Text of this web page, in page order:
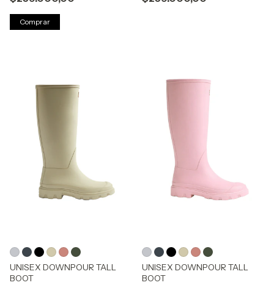
Comprar
UNISEX DOWNPOUR TALL
BOOT
UNISEX DOWNPOUR TALL
BOOT